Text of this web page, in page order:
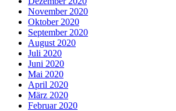
November 2020
Oktober 2020
September 2020
August 2020
Juli 2020
Juni 2020
Mai 2020
April 2020
März 2020
Februar 2020